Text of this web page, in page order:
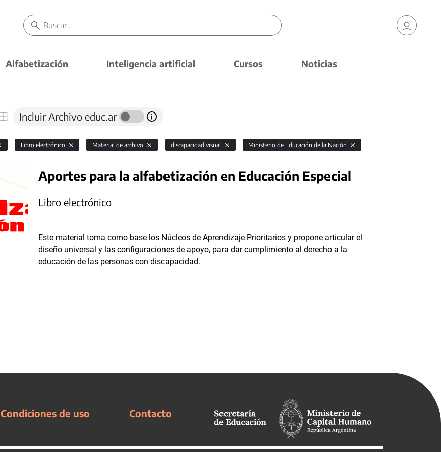
Alfabetización Inteligencia artificial Cursos Noticias
Incluir Archivo educ.ar
Libro electrónico Material de archivo discapacidad visual Ministerio de Educación de la Nación
Aportes para la alfabetización en Educación Especial
Libro electrónico
Este material toma como base los Núcleos de Aprendizaje Prioritarios y propone articular el
diseño universal y las configuraciones de apoyo, para dar cumplimiento al derecho a la
educación de las personas con discapacidad.
Condiciones de uso Contacto